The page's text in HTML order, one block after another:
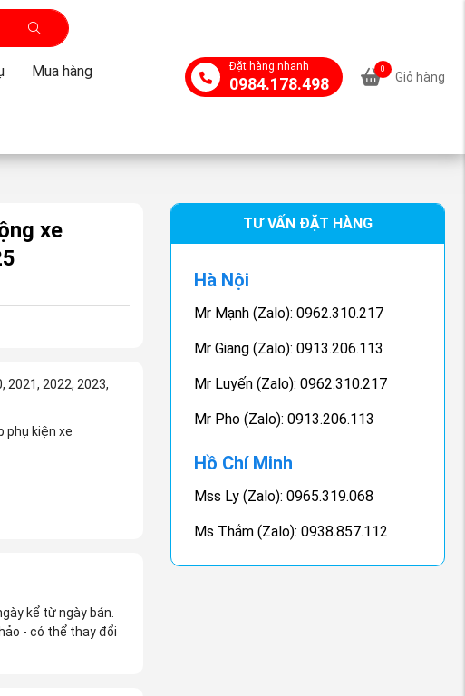
Mua hàng Đặt hàng nhanh
0984.178.498
0
Giỏ hàng
xe
2022, 2023,
phụ kiện xe
kể từ ngày bán.
- có thể thay đổi
TƯ VẤN ĐẶT HÀNG
Hà Nội
Mr Mạnh (Zalo): 0962.310.217
Mr Giang (Zalo): 0913.206.113
Mr Luyến (Zalo): 0962.310.217
Mr Pho (Zalo): 0913.206.113
Hồ Chí Minh
Mss Ly (Zalo): 0965.319.068
Ms Thắm (Zalo): 0938.857.112